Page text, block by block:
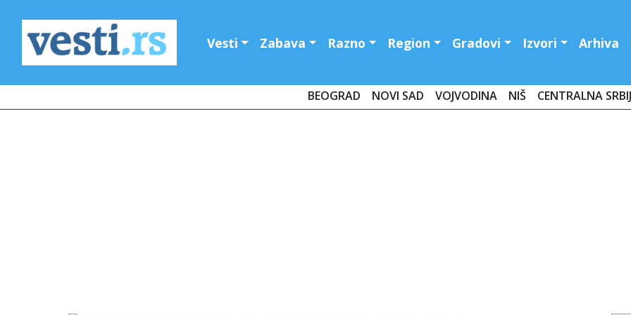
Vesti Zabava Razno Region Gradovi Izvori Arhiva
BEOGRAD NOVI SAD VOJVODINA NIŠ CENTRALNA